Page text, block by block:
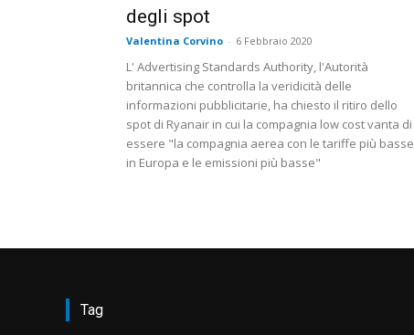
degli spot
Valentina Corvino - 6 Febbraio 2020
L' Advertising Standards Authority, l'Autorità
britannica che controlla la veridicità delle
informazioni pubblicitarie, ha chiesto il ritiro dello
spot di Ryanair in cui la compagnia low cost vanta di
essere "la compagnia aerea con le tariffe più basse
in Europa e le emissioni più basse"
Tag